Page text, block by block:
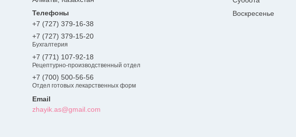
+7 (727) 379-16-38
+7 (727) 379-15-20
Бухгалтерия
+7 (771) 107-92-18
Рецептурно-производственный отдел
+7 (700) 500-56-56
Отдел готовых лекарственных форм
zhayik.as@gmail.com
Воскресенье